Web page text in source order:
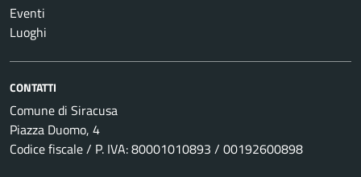
Eventi
Luoghi
CONTATTI
Comune di Siracusa
Piazza Duomo, 4
Codice fiscale / P. IVA: 80001010893 / 00192600898